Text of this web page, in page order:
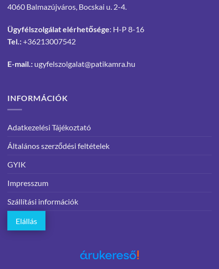
4060 Balmazújváros, Bocskai u. 2-4.
Ügyfélszolgálat elérhetősége: H-P 8-16
Tel.:+36213007542
E-mail.: ugyfelszolgalat@patikamra.hu
INFORMÁCIÓK
Adatkezelési Tájékoztató
Általános szerződési feltételek
GYIK
Impresszum
Szállítási információk
Elállás